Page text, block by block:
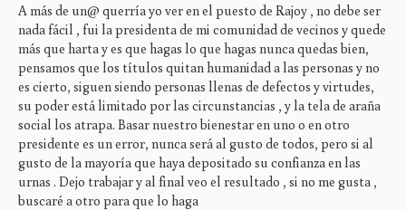
A más de un@ querría yo ver en el puesto de Rajoy , no debe ser
nada fácil , fui la presidenta de mi comunidad de vecinos y quede
más que harta y es que hagas lo que hagas nunca quedas bien,
pensamos que los títulos quitan humanidad a las personas y no
es cierto, siguen siendo personas llenas de defectos y virtudes,
su poder está limitado por las circunstancias , y la tela de araña
social los atrapa. Basar nuestro bienestar en uno o en otro
presidente es un error, nunca será al gusto de todos, pero si al
gusto de la mayoría que haya depositado su confianza en las
urnas . Dejo trabajar y al final veo el resultado , si no me gusta ,
buscaré a otro para que lo haga